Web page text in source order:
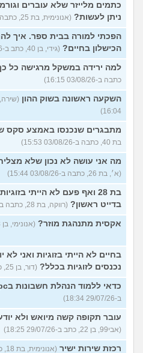
כתמים מלייזר שלא עוברים
ניתן לעשות? (אנונימית, בת 25, כתבה ב-03/08/26 16:33)
הפכתי למורה בבית ספר. איך
הכישלון בחיים? (גידי, בן 40, כתב ב-03/08/26 16:24)
למה ירידה במשקל מרגישה כל
כתבה ב-03/08/26 16:15)
השקעה ראשונה בשוק ההון
16:04)
מתבגרים שנכנסו באמצע סקס
בת 40, כתבה ב-03/08/26 15:53)
מה אני עושה לא נכון שלא
(א׳, בת 26, כתבה ב-03/08/26 15:44)
בת 28 ואף פעם לא הייתי
בדייט ראשון? (רווקה, בת 28, כתבה ב-03/08/26 15:23)
אקסית מתנהגת מוזר? (אנונימי, בן 33, כתב ב-03/08/26 15:14)
בחיים לא הייתי בזוגיות ואני לא
נכנסים לזוגיות בכלל? (דור, בן 25, כתב ב-29/07/26 18:43)
כדאי ללמוד הנהלת חשבונות בipc?
ב-29/07/26 18:34)
עובר תקופה קשה מיואש ולא
(אבי99, בן 22, כתב ב-29/07/26 18:25)
רכזת שירות ישיר (אנונימית, בת 18, כתבה ב-29/07/26 18:16)